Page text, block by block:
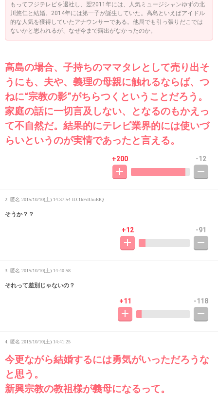
もってフジテレビを退社し、翌2011年には、人気ミュージシャンゆずの北
川悠仁と結婚。2014年には第一子が誕生していた。高島といえばアイドル
的な人気を獲得していたアナウンサーである。他局でも引っ張りだこでは
ないかと思われるが、なぜ今まで露出がなかったのか。
高島の場合、子持ちのママタレとして売り出そ
うにも、夫や、義理の母親に触れるならば、つ
ねに“宗教の影”がちらつくということだろう。
家庭の話に一切言及しない、となるのもかえっ
て不自然だ。結果的にテレビ業界的には使いづ
らいというのが実情であったと言える。
+200 -12
2. 匿名 2015/10/10(土) 14:37:54 ID:1hFdUniElQ
そうか？？
+12 -91
3. 匿名 2015/10/10(土) 14:40:58
それって差別じゃないの？
+11 -118
4. 匿名 2015/10/10(土) 14:41:25
今更ながら結婚するには勇気がいっただろうな
と思う。
新興宗教の教祖様が義母になるって。